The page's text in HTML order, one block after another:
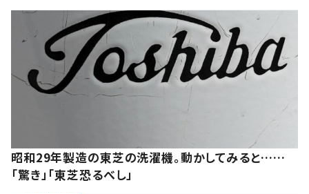
昭和29年製造の東芝の洗濯機。動かしてみると……
「驚き」「東芝恐るべし」